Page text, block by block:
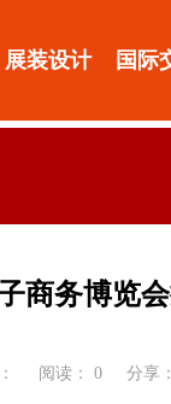
展装设计 国际
商务博览
阅读： 0 分享：